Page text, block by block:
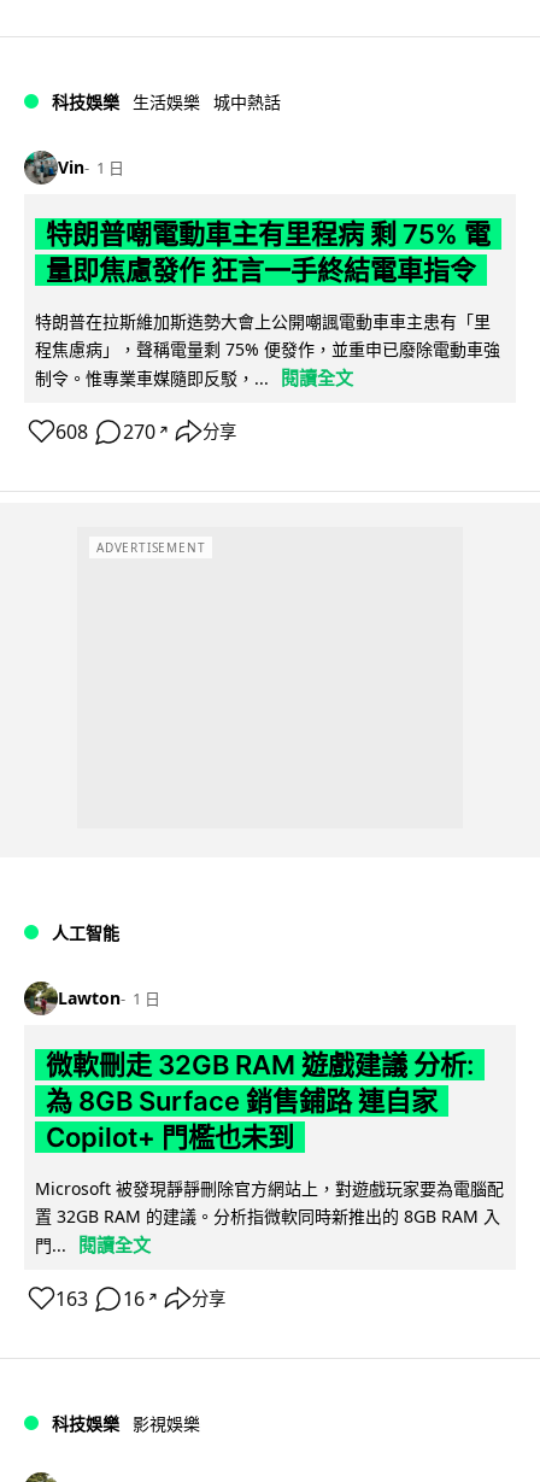
科技娛樂 生活娛樂 城中熱話
Vin 1 日
特朗普嘲電動車主有里程病 剩 75% 電
量即焦慮發作 狂言一手終結電車指令
特朗普在拉斯維加斯造勢大會上公開嘲諷電動車車主患有「里
程焦慮病」，聲稱電量剩 75% 便發作，並重申已廢除電動車強
制令。惟專業車媒隨即反駁，...
閱讀全文
608 270 ↗ 分享
ADVERTISEMENT
人工智能
Lawton 1 日
微軟刪走 32GB RAM 遊戲建議 分析:
為 8GB Surface 銷售鋪路 連自家
Copilot+ 門檻也未到
Microsoft 被發現靜靜刪除官方網站上，對遊戲玩家要為電腦配
置 32GB RAM 的建議。分析指微軟同時新推出的 8GB RAM 入
門...
閱讀全文
163 16 ↗ 分享
科技娛樂 影視娛樂